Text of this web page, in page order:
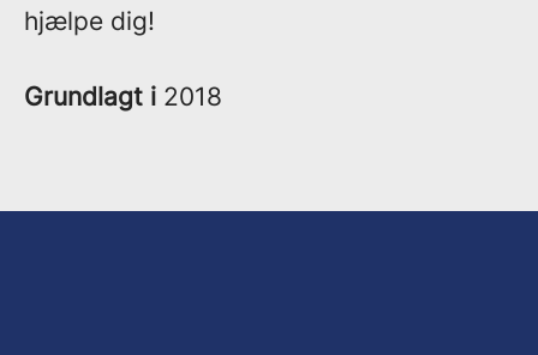
hjælpe dig!
Grundlagt i 2018